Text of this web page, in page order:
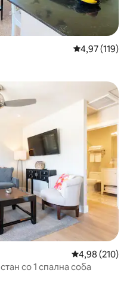
Просечна
4,97 (119)
гостите“
Просечна
4,98 (210)
со 1 спална соба